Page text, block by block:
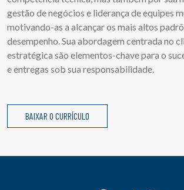
gestão de negócios e liderança de equipes
motivando-as a alcançar os mais altos
desempenho. Sua abordagem centrada no
estratégica são elementos-chave para o
e entregas sob sua responsabilidade.
BAIXAR O CURRÍCULO